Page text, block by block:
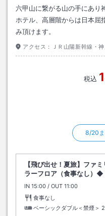
六甲山に繋がる山の手にあり
ホテル、高層階からは日本屈
み頂けます。
アクセス： ＪＲ山陽新幹線・
税込
8/20ま
【飛び出せ！夏旅】ファ
ラーフロア（食事なし）◆
IN チェックイン
15:00 / OUT チェックアウト
11:00
食事なし
ベーシックダブル＜禁煙＞